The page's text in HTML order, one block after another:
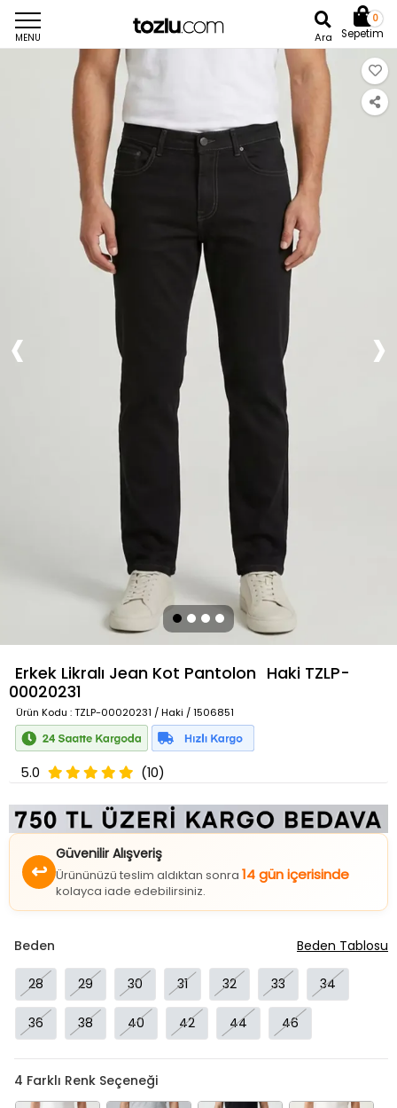
MENU Ara
0
Sepetim
Erkek Likralı Jean Kot Pantolon Haki TZLP-
00020231
Ürün Kodu : TZLP-00020231 / Haki / 1506851
5.0 (10)
↩
Güvenilir Alışveriş
Ürününüzü teslim aldıktan sonra 14 gün içerisinde
kolayca iade edebilirsiniz.
Beden
28 29 30 31 32 33 34
36 38 40 42 44 46
Beden Tablosu
4 Farklı Renk Seçeneği